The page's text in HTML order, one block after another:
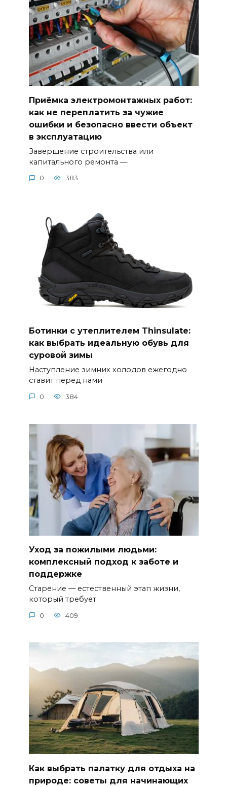
Приёмка электромонтажных работ:
как не переплатить за чужие
ошибки и безопасно ввести объект
в эксплуатацию
Завершение строительства или
капитального ремонта —
0 383
Ботинки с утеплителем Thinsulate:
как выбрать идеальную обувь для
суровой зимы
Наступление зимних холодов ежегодно
ставит перед нами
0 384
Уход за пожилыми людьми:
комплексный подход к заботе и
поддержке
Старение — естественный этап жизни,
который требует
0 409
Как выбрать палатку для отдыха на
природе: советы для начинающих